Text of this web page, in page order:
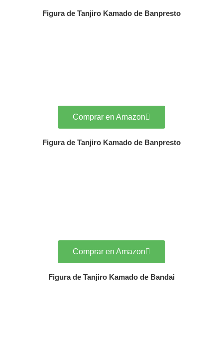
Figura de Tanjiro Kamado de Banpresto
Comprar en Amazon
Figura de Tanjiro Kamado de Banpresto
Comprar en Amazon
Figura de Tanjiro Kamado de Bandai